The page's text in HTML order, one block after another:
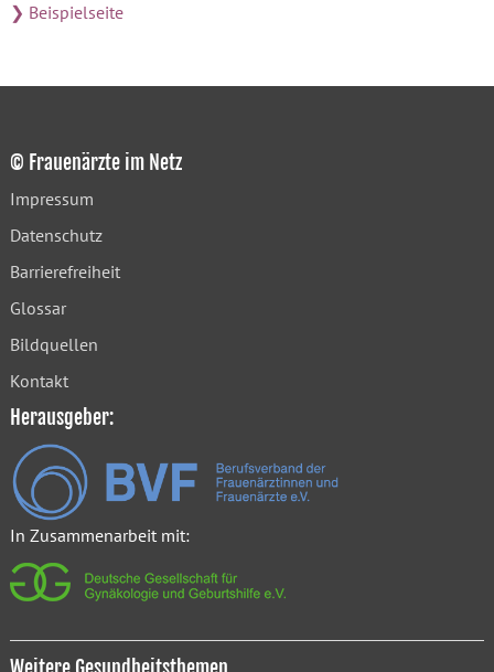
❯ Beispielseite
© Frauenärzte im Netz
Impressum
Datenschutz
Barrierefreiheit
Glossar
Bildquellen
Kontakt
Herausgeber:
In Zusammenarbeit mit: